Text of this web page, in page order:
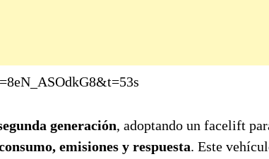
generación, adoptando un facelift
emisiones y respuesta. Este